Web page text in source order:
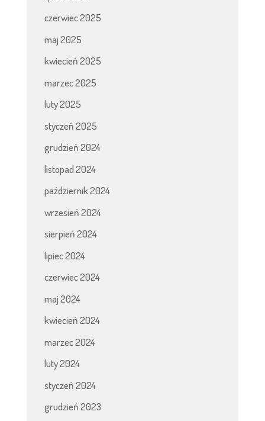
czerwiec 2025
maj 2025
kwiecień 2025
marzec 2025
luty 2025
styczeń 2025
grudzień 2024
listopad 2024
październik 2024
wrzesień 2024
sierpień 2024
lipiec 2024
czerwiec 2024
maj 2024
kwiecień 2024
marzec 2024
luty 2024
styczeń 2024
grudzień 2023